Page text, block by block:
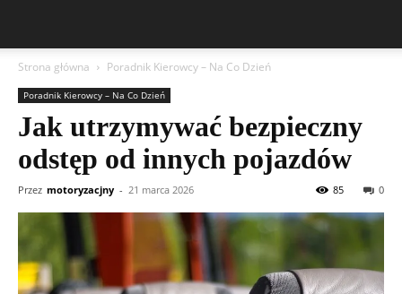
Strona główna Poradnik Kierowcy – Na Co Dzień
Poradnik Kierowcy – Na Co Dzień
Jak utrzymywać bezpieczny
odstęp od innych pojazdów
Przez motoryzacjny - 21 marca 2026 0
85